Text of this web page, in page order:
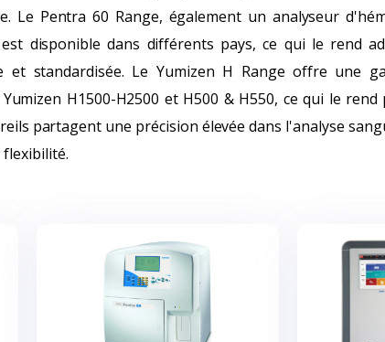
Le Pentra 60 Range, également un analyseur
disponible dans différents pays, ce qui le rend
et standardisée. Le Yumizen H Range offre une
H1500-H2500 et H500 & H550, ce qui le
partagent une précision élevée dans l'analyse